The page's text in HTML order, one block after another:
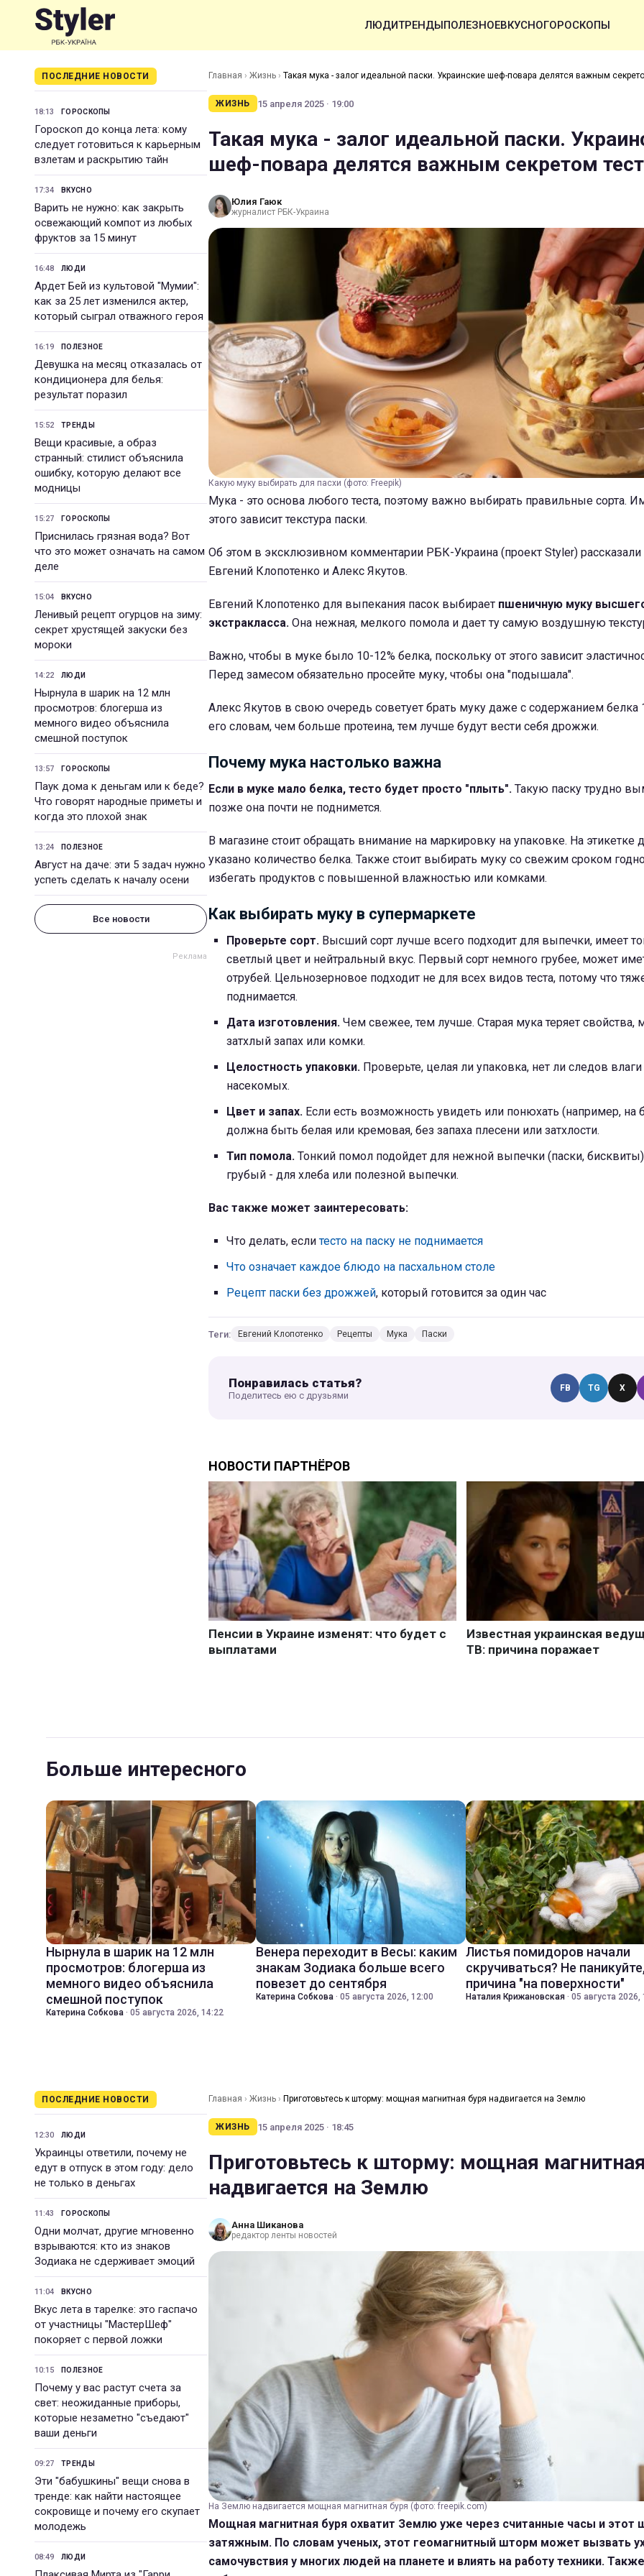
ЛЮДИТРЕНДЫПОЛЕЗНОЕВКУСНОГОРОСКОПЫ
ПОСЛЕДНИЕ НОВОСТИ
18:13 ГОРОСКОПЫ
Гороскоп до конца лета: кому
следует готовиться к карьерным
взлетам и раскрытию тайн
17:34 ВКУСНО
Варить не нужно: как закрыть
освежающий компот из любых
фруктов за 15 минут
16:48 ЛЮДИ
Ардет Бей из культовой "Мумии":
как за 25 лет изменился актер,
который сыграл отважного героя
16:19 ПОЛЕЗНОЕ
Девушка на месяц отказалась от
кондиционера для белья:
результат поразил
15:52 ТРЕНДЫ
Вещи красивые, а образ
странный: стилист объяснила
ошибку, которую делают все
модницы
15:27 ГОРОСКОПЫ
Приснилась грязная вода? Вот
что это может означать на самом
деле
15:04 ВКУСНО
Ленивый рецепт огурцов на зиму:
секрет хрустящей закуски без
мороки
14:22 ЛЮДИ
Нырнула в шарик на 12 млн
просмотров: блогерша из
мемного видео объяснила
смешной поступок
13:57 ГОРОСКОПЫ
Паук дома к деньгам или к беде?
Что говорят народные приметы и
когда это плохой знак
13:24 ПОЛЕЗНОЕ
Август на даче: эти 5 задач нужно
успеть сделать к началу осени
Все новости
Главная › Жизнь › Такая мука - залог идеальной паски. Украинские шеф-повара делятся важным
ЖИЗНЬ 15 апреля 2025 · 19:00
Такая мука - залог идеальной паски.
шеф-повара делятся важным секретом
Юлия Гаюк
журналист РБК-Украина
Какую муку выбирать для пасхи (фото: Freepik)
Мука - это основа любого теста, поэтому важно выбирать правильные сорта.
этого зависит текстура паски.
Об этом в эксклюзивном комментарии РБК-Украина (проект Styler)
Евгений Клопотенко и Алекс Якутов.
Евгений Клопотенко для выпекания пасок выбирает пшеничную муку
экстракласса. Она нежная, мелкого помола и дает ту самую воздушную
Важно, чтобы в муке было 10-12% белка, поскольку от этого зависит
Перед замесом обязательно просейте муку, чтобы она "подышала".
Алекс Якутов в свою очередь советует брать муку даже с содержанием белка
его словам, чем больше протеина, тем лучше будут вести себя дрожжи.
Почему мука настолько важна
Если в муке мало белка, тесто будет просто "плыть". Такую паску трудно
позже она почти не поднимется.
В магазине стоит обращать внимание на маркировку на упаковке. На этикетке
указано количество белка. Также стоит выбирать муку со свежим сроком
избегать продуктов с повышенной влажностью или комками.
Как выбирать муку в супермаркете
Проверьте сорт. Высший сорт лучше всего подходит для выпечки, имеет
светлый цвет и нейтральный вкус. Первый сорт немного грубее, может
отрубей. Цельнозерновое подходит не для всех видов теста, потому что
поднимается.
Дата изготовления. Чем свежее, тем лучше. Старая мука теряет свойства,
затхлый запах или комки.
Целостность упаковки. Проверьте, целая ли упаковка, нет ли следов
насекомых.
Цвет и запах. Если есть возможность увидеть или понюхать (например, на
должна быть белая или кремовая, без запаха плесени или затхлости.
Тип помола. Тонкий помол подойдет для нежной выпечки (паски,
грубый - для хлеба или полезной выпечки.
Вас также может заинтересовать:
Что делать, еслитесто на паску не поднимается
Что означает каждое блюдо на пасхальном столе
Рецепт паски без дрожжей, который готовится за один час
Теги: Евгений Клопотенко Рецепты Мука Паски
Понравилась статья?
Поделитесь ею с друзьями
FB TG X
Больше интересного
Нырнула в шарик на 12 млн
просмотров: блогерша из
мемного видео объяснила
смешной поступок
Катерина Собкова · 05 августа 2026, 14:22
Венера переходит в Весы: каким
знакам Зодиака больше всего
повезет до сентября
Катерина Собкова · 05 августа 2026, 12:00
Листья помидоров начали
скручиваться? Не
причина "на поверхности"
Наталия Крижановская · 05 августа 2026,
ПОСЛЕДНИЕ НОВОСТИ
12:30 ЛЮДИ
Украинцы ответили, почему не
едут в отпуск в этом году: дело
не только в деньгах
11:43 ГОРОСКОПЫ
Одни молчат, другие мгновенно
взрываются: кто из знаков
Зодиака не сдерживает эмоций
11:04 ВКУСНО
Вкус лета в тарелке: это гаспачо
от участницы "МастерШеф"
покоряет с первой ложки
10:15 ПОЛЕЗНОЕ
Почему у вас растут счета за
свет: неожиданные приборы,
которые незаметно "съедают"
ваши деньги
09:27 ТРЕНДЫ
Эти "бабушкины" вещи снова в
тренде: как найти настоящее
сокровище и почему его скупает
молодежь
08:49 ЛЮДИ
Главная › Жизнь › Приготовьтесь к шторму: мощная магнитная буря надвигается на Землю
ЖИЗНЬ 15 апреля 2025 · 18:45
Приготовьтесь к шторму: мощная
надвигается на Землю
Анна Шиканова
редактор ленты новостей
На Землю надвигается мощная магнитная буря (фото: freepik.com)
Мощная магнитная буря охватит Землю уже через считанные часы и этот
затяжным. По словам ученых, этот геомагнитный шторм может вызвать
самочувствия у многих людей на планете и влиять на работу техники.